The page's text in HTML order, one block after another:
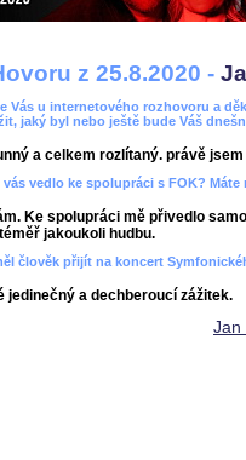
z 25.8.2020 -
Vás u internetového rozhovoru a
jaký byl nebo ještě bude Váš
a celkem rozlítaný. právě
vedlo ke spolupráci s FOK?
Ke spolupráci mě přivedlo
jakoukoli hudbu.
člověk přijít na koncert
jedinečný a dechberoucí zážitek.
Jan